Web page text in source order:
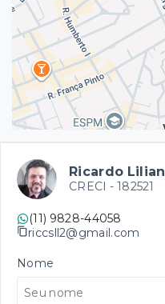
Ricardo Lilian
CRECI - 182521
(11) 9828-44058
riccsll2@gmail.com
Nome